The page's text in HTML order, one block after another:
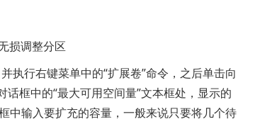
行右键菜单中的“扩展卷”命令，之后单击向
框中的“最大可用空间量”文本框处，显示的
中输入要扩充的容量，一般来说只要将几个待